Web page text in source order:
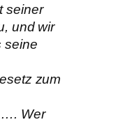
seiner
und wir
seine
zum
Wer